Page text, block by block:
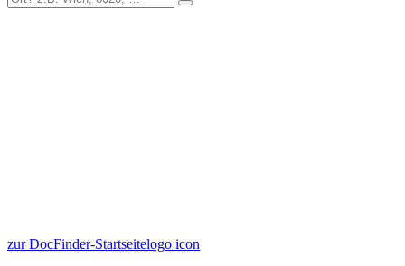
zur DocFinder-Startseitelogo icon